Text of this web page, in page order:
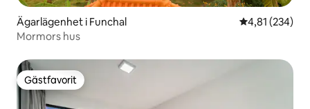
Ägarlägenhet i Funchal 4,81 av 5 i
4,81 (234)
Mormors hus
Gästfavorit
Gästfavorit